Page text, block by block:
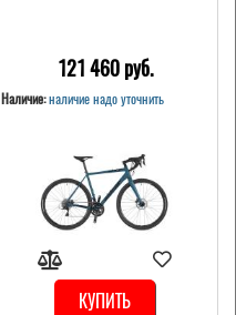
121 460 pуб.
Наличие: наличие надо уточнить
КУПИТЬ